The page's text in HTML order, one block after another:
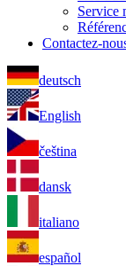
Service
Contactez-
deutsch
English
čeština
dansk
italiano
español